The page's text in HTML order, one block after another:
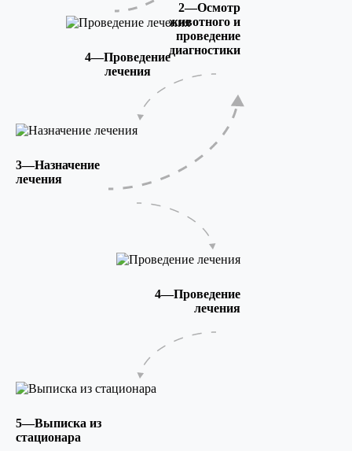
4—Проведение
лечения
2—Осмотр
животного и
проведение
диагностики
3—Назначение
лечения
4—Проведение
лечения
5—Выписка из
стационара